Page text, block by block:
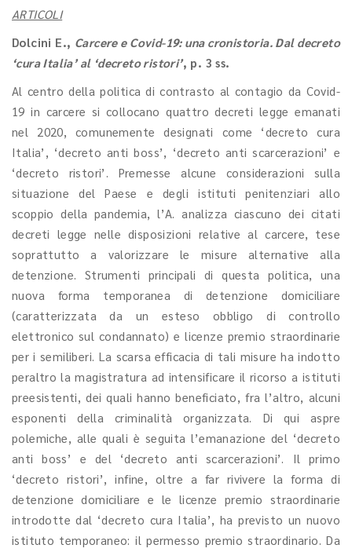
ARTICOLI
Dolcini E., Carcere e Covid-19: una cronistoria. Dal decreto
‘cura Italia’ al ‘decreto ristori’, p. 3 ss.
Al centro della politica di contrasto al contagio da Covid-
19 in carcere si collocano quattro decreti legge emanati
nel 2020, comunemente designati come ‘decreto cura
Italia’, ‘decreto anti boss’, ‘decreto anti scarcerazioni’ e
‘decreto ristori’. Premesse alcune considerazioni sulla
situazione del Paese e degli istituti penitenziari allo
scoppio della pandemia, l’A. analizza ciascuno dei citati
decreti legge nelle disposizioni relative al carcere, tese
soprattutto a valorizzare le misure alternative alla
detenzione. Strumenti principali di questa politica, una
nuova forma temporanea di detenzione domiciliare
(caratterizzata da un esteso obbligo di controllo
elettronico sul condannato) e licenze premio straordinarie
per i semiliberi. La scarsa efficacia di tali misure ha indotto
peraltro la magistratura ad intensificare il ricorso a istituti
preesistenti, dei quali hanno beneficiato, fra l’altro, alcuni
esponenti della criminalità organizzata. Di qui aspre
polemiche, alle quali è seguita l’emanazione del ‘decreto
anti boss’ e del ‘decreto anti scarcerazioni’. Il primo
‘decreto ristori’, infine, oltre a far rivivere la forma di
detenzione domiciliare e le licenze premio straordinarie
introdotte dal ‘decreto cura Italia’, ha previsto un nuovo
istituto temporaneo: il permesso premio straordinario. Da